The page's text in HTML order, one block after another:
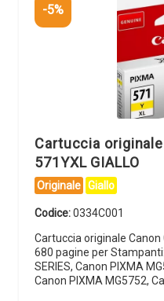
-5%
Cartuccia
571YXL GIALLO
Originale Giallo
Codice:0334C001
Cartuccia originale Canon
680 pagine per
SERIES, Canon PIXMA
Canon PIXMA MG5752,